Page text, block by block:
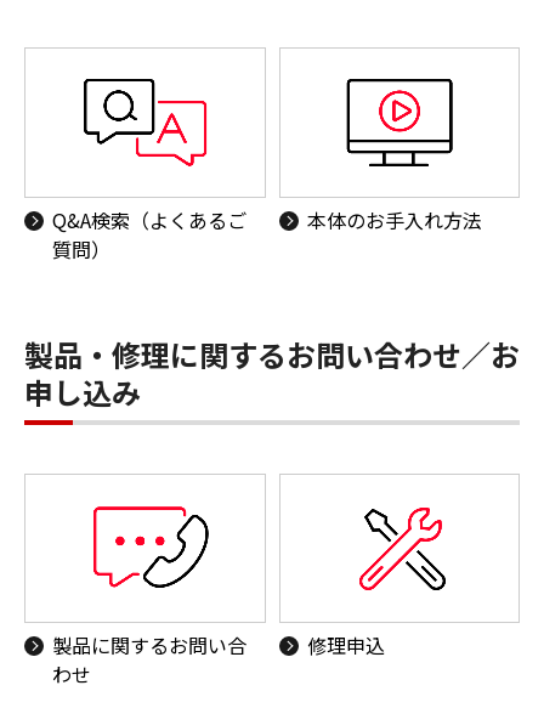
Q&A検索（よくあるご
質問）
本体のお手入れ方法
製品・修理に関するお問い合わせ／お
申し込み
製品に関するお問い合
わせ
修理申込